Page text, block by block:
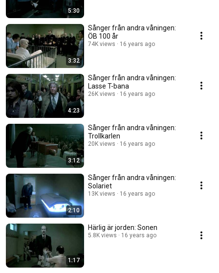
5:30
3:32
Sånger från andra våningen:
ÖB 100 år
74K views 16 years ago
4:23
Sånger från andra våningen:
Lasse T-bana
26K views 16 years ago
3:12
Sånger från andra våningen:
Trollkarlen
20K views 16 years ago
2:10
Sånger från andra våningen:
Solariet
13K views 16 years ago
1:17
Härlig är jorden: Sonen
5.8K views 16 years ago